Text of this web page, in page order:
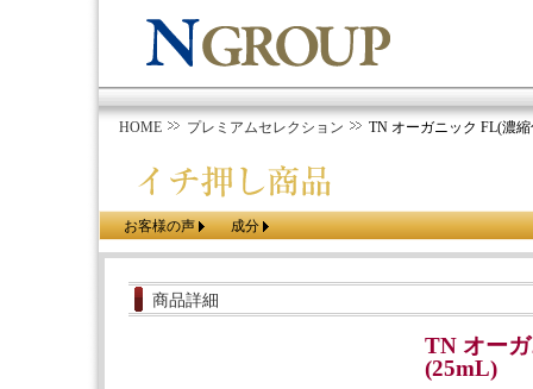
HOME プレミアムセレクション TN オーガニック FL(濃
お客様の声 成分
商品詳細
TN オー
(25mL)